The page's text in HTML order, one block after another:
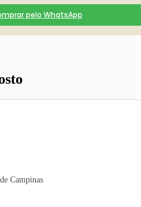
pelo WhatsApp
Campinas